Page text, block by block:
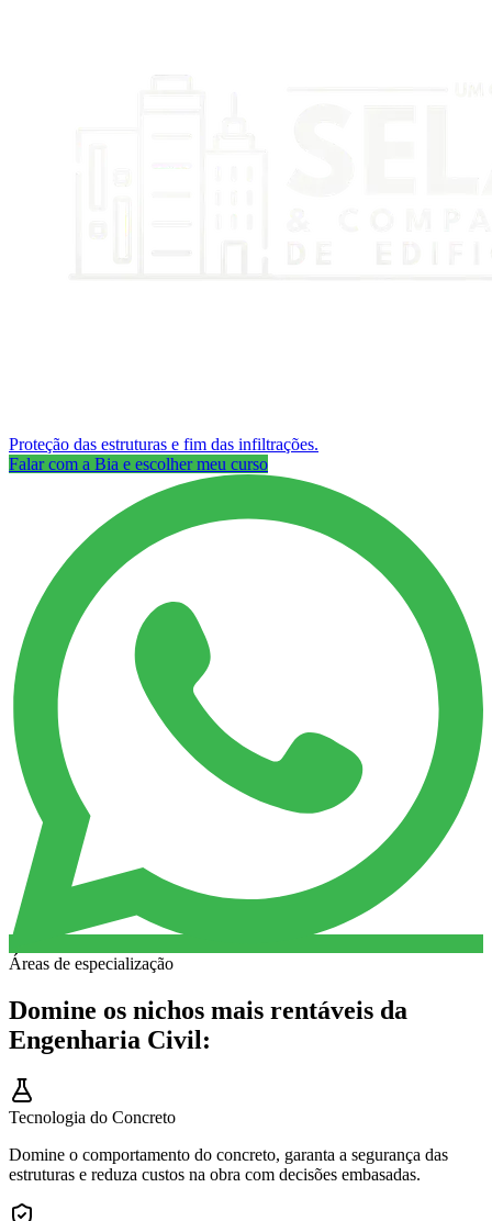
Proteção das estruturas e fim das infiltrações.
Falar com a Bia e escolher meu curso
Áreas de especialização
Domine os nichos mais rentáveis da
Engenharia Civil:
Tecnologia do Concreto
Domine o comportamento do concreto, garanta a segurança das
estruturas e reduza custos na obra com decisões embasadas.